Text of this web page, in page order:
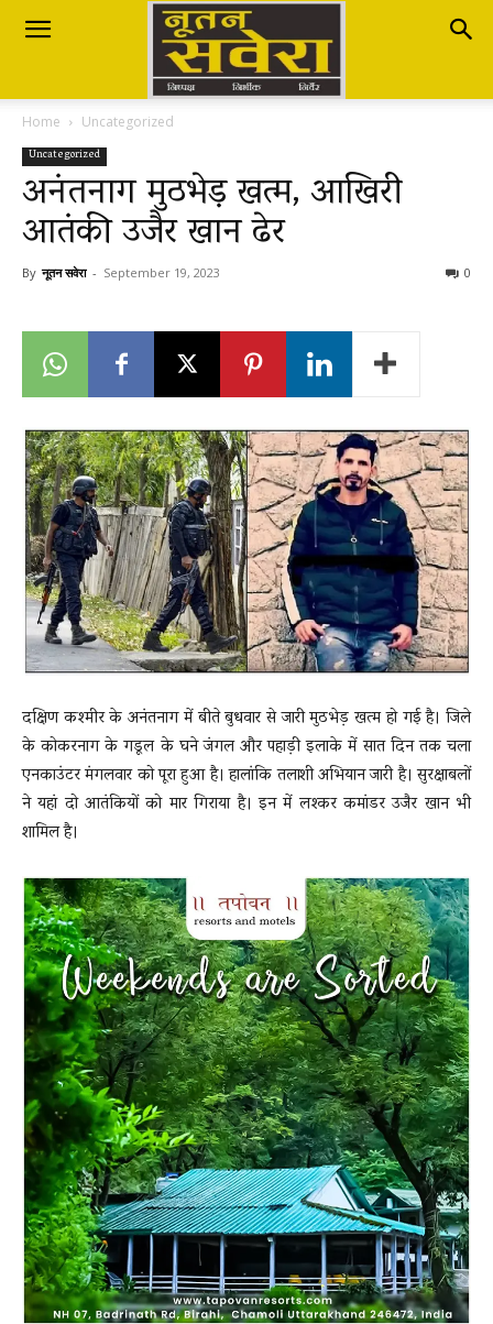
Nutan
Savera
नूतन
Breaking
News
LIVE
Home Uncategorized
Uncategorized
अनंतनाग मुठभेड़ खत्म, आखिरी
आतंकी उजैर खान ढेर
By नूतन सवेरा - September 19, 2023 0
दक्षिण कश्मीर के अनंतनाग में बीते बुधवार से जारी मुठभेड़ खत्म हो गई है। जिले
के कोकरनाग के गडूल के घने जंगल और पहाड़ी इलाके में सात दिन तक चला
एनकाउंटर मंगलवार को पूरा हुआ है। हालांकि तलाशी अभियान जारी है। सुरक्षाबलों
ने यहां दो आतंकियों को मार गिराया है। इन में लश्कर कमांडर उजैर खान भी
शामिल है।